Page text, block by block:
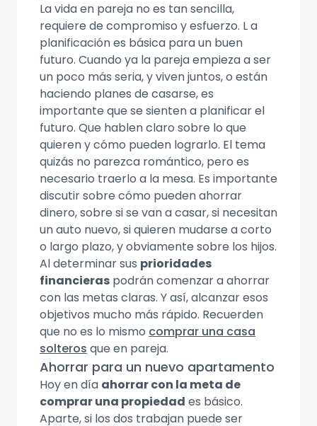
La vida en pareja no es tan sencilla,
requiere de compromiso y esfuerzo. L a
planificación es básica para un buen
futuro. Cuando ya la pareja empieza a ser
un poco más seria, y viven juntos, o están
haciendo planes de casarse, es
importante que se sienten a planificar el
futuro. Que hablen claro sobre lo que
quieren y cómo pueden lograrlo. El tema
quizás no parezca romántico, pero es
necesario traerlo a la mesa. Es importante
discutir sobre cómo pueden ahorrar
dinero, sobre si se van a casar, si necesitan
un auto nuevo, si quieren mudarse a corto
o largo plazo, y obviamente sobre los hijos.
Al determinar sus prioridades
financieras podrán comenzar a ahorrar
con las metas claras. Y así, alcanzar esos
objetivos mucho más rápido. Recuerden
que no es lo mismo comprar una casa
solteros que en pareja.
Ahorrar para un nuevo apartamento
Hoy en día ahorrar con la meta de
comprar una propiedad es básico.
Aparte, si los dos trabajan puede ser